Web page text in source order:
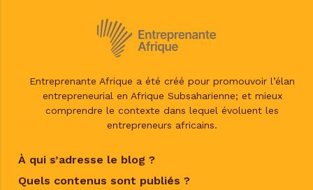
Entreprenante Afrique a été créé pour promouvoir l’élan
entrepreneurial en Afrique Subsaharienne; et mieux
comprendre le contexte dans lequel évoluent les
entrepreneurs africains.
À qui s’adresse le blog ?
Quels contenus sont publiés ?